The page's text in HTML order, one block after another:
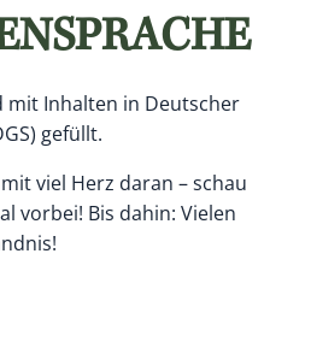
mit Inhalten in Deutscher
gefüllt.
viel Herz daran – schau
vorbei! Bis dahin: Vielen